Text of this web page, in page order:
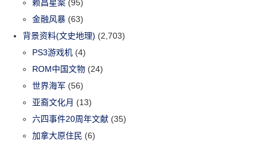
赖昌星案 (95)
金融风暴 (63)
背景资料(文史地理) (2,703)
PS3游戏机 (4)
ROM中国文物 (24)
世界海军 (56)
亚裔文化月 (13)
六四事件20周年文献 (35)
加拿大原住民 (6)